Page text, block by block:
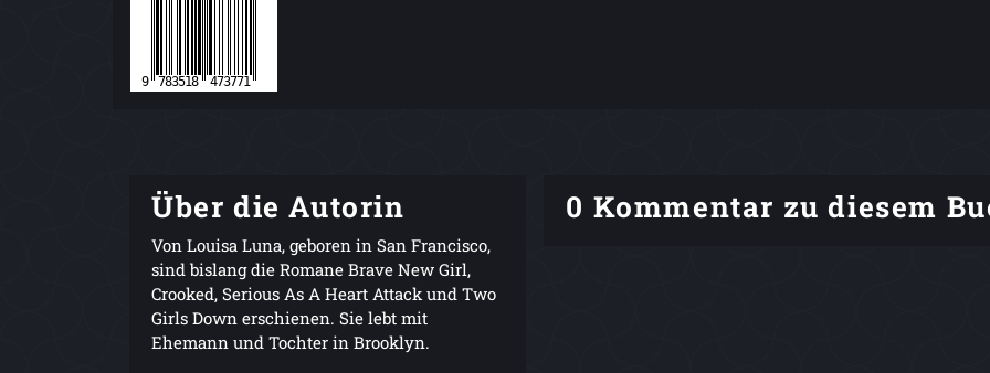
Über die Autorin
Von Louisa Luna, geboren in San Francisco,
sind bislang die Romane Brave New Girl,
Crooked, Serious As A Heart Attack und Two
Girls Down erschienen. Sie lebt mit
Ehemann und Tochter in Brooklyn.
0 Kommentar zu diesem